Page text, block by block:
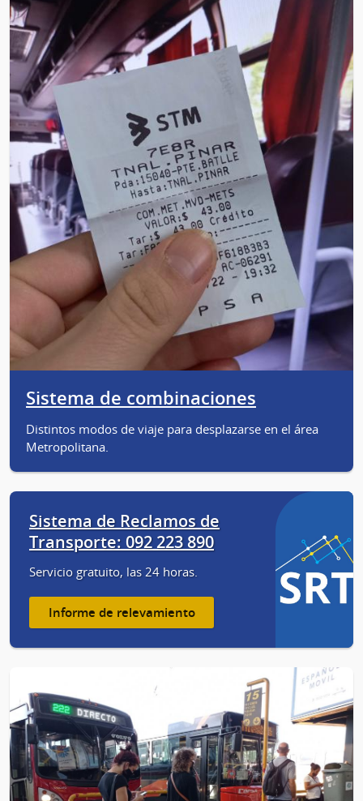
Sistema de combinaciones
Distintos modos de viaje para desplazarse en el área
Metropolitana.
Sistema de Reclamos de
Transporte: 092 223 890
Servicio gratuito, las 24 horas.
Informe de relevamiento